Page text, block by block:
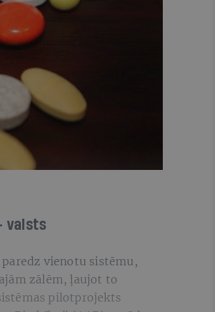
valsts
vienotu sistēmu,
zālēm, ļaujot to
pilotprojekts